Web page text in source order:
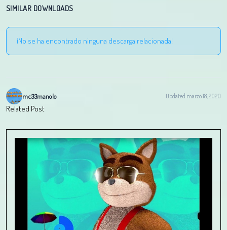
SIMILAR DOWNLOADS
¡No se ha encontrado ninguna descarga relacionada!
mc33manolo Updated marzo 18, 2020
Related Post